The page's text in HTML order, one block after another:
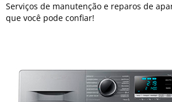
Serviços de manutenção e reparos de
que você pode confiar!